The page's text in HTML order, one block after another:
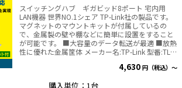
スイッチングハブ ギガビッド8ポート 宅内用
LAN機器 世界NO.1シェア TP-Link社の製品です。
マグネットのマウントキットが付属しているの
で、金属製の壁や棚などに簡単に設置をすること
が可能です。 ■大容量のデータ転送が最適 ■放熱
性に優れた金属筐体 メーカー名:TP-Link 型番:TL-
度:10/100/1000Mbps 消費電力:最大: 3.97
4,630 円（税込）～
購入単位：1台